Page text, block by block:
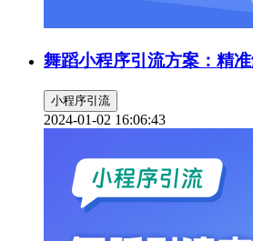
舞蹈小程序引流方案：精
小程序引流
2024-01-02 16:06:43